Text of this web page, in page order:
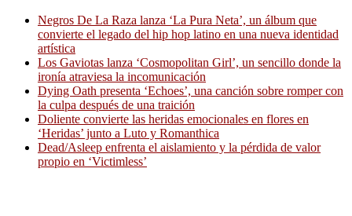
Negros De La Raza lanza ‘La Pura Neta’, un álbum que
convierte el legado del hip hop latino en una nueva identidad
artística
Los Gaviotas lanza ‘Cosmopolitan Girl’, un sencillo donde la
ironía atraviesa la incomunicación
Dying Oath presenta ‘Echoes’, una canción sobre romper con
la culpa después de una traición
Doliente convierte las heridas emocionales en flores en
‘Heridas’ junto a Luto y Romanthica
Dead/Asleep enfrenta el aislamiento y la pérdida de valor
propio en ‘Victimless’